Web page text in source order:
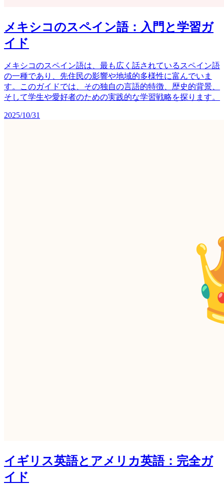
メキシコのスペイン語：入門と学習ガ
イド
メキシコのスペイン語は、最も広く話されているスペイン語
の一種であり、先住民の影響や地域的多様性に富んでいま
す。このガイドでは、その独自の言語的特徴、歴史的背景、
そして学生や愛好者のための実践的な学習戦略を探ります。
2025/10/31
イギリス英語とアメリカ英語：完全ガ
イド